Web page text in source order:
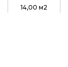
14,00 м2